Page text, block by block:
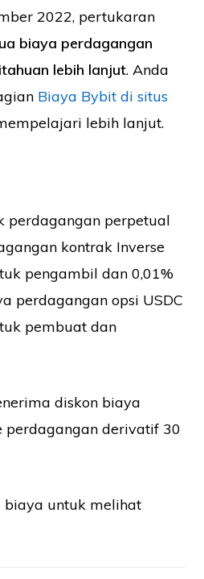
2022, pertukaran
biaya perdagangan
lebih lanjut. Anda
Biaya Bybit di situs
lebih lanjut.
perdagangan perpetual
kontrak Inverse
pengambil dan 0,01%
perdagangan opsi USDC
pembuat dan
diskon biaya
perdagangan derivatif 30
untuk melihat